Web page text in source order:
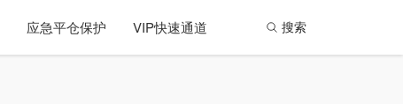
应急平仓保护 VIP快速通道 搜索